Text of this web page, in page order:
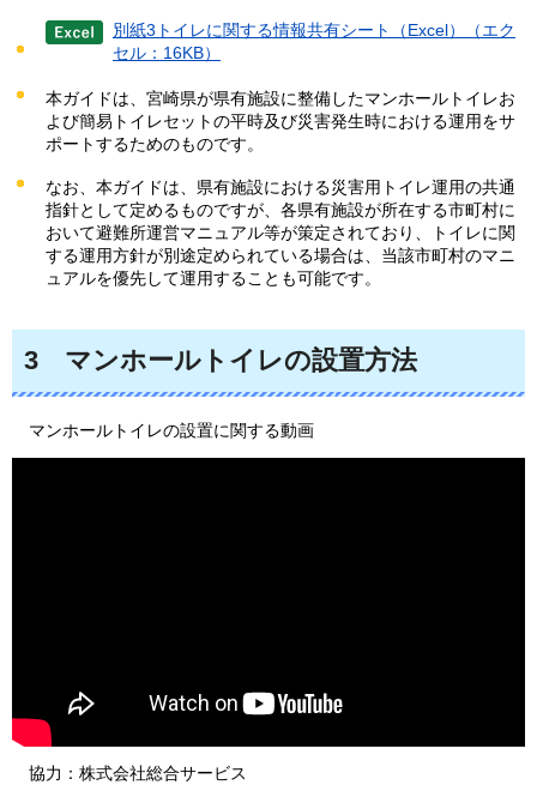
別紙3トイレに関する情報共有シート（Excel）（エク
セル：16KB）
本ガイドは、宮崎県が県有施設に整備したマンホールトイレお
よび簡易トイレセットの平時及び災害発生時における運用をサ
ポートするためのものです。
なお、本ガイドは、県有施設における災害用トイレ運用の共通
指針として定めるものですが、各県有施設が所在する市町村に
おいて避難所運営マニュアル等が策定されており、トイレに関
する運用方針が別途定められている場合は、当該市町村のマニ
ュアルを優先して運用することも可能です。
3 マンホールトイレの設置方法
マンホールトイレの設置に関する動画
協力：株式会社総合サービス